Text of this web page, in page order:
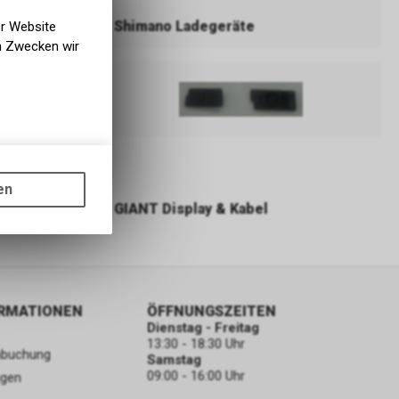
Shimano Ladegeräte
GIANT Display & Kabel
ÖFFNUNGSZEITEN
Dienstag - Freitag
13:30 - 18:30 Uhr
Samstag
09:00 - 16:00 Uhr
Website
Zwecken wir
wie die
die